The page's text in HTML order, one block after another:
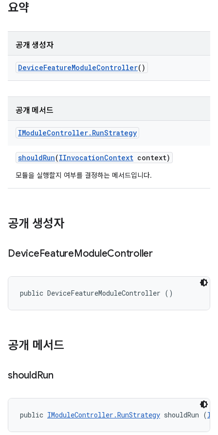
요약
공개 생성자
DeviceFeatureModuleController()
공개 메서드
IModuleController. RunStrategy
shouldRun(IInvocationContext context)
모듈을 실행할지 여부를 결정하는 메서드입니다.
공개 생성자
DeviceFeatureModuleController
public DeviceFeatureModuleController ()
공개 메서드
shouldRun
public IModuleController.RunStrategy shouldRun (